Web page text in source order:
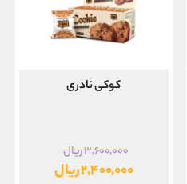
کوکی نادری
۳,۶۰۰,۰۰۰ریال
اصلی
۲,۴۰۰,۰۰۰ریال